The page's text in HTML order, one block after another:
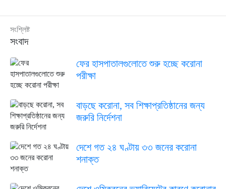
সংশ্লিষ্ট
সংবাদ
ফের হাসপাতালগুলোতে শুরু হচ্ছে করোনা
পরীক্ষা
বাড়ছে করোনা, সব শিক্ষাপ্রতিষ্ঠানের জন্য
জরুরি নির্দেশনা
দেশে গত ২৪ ঘণ্টায় ৩৩ জনের করোনা
শনাক্ত